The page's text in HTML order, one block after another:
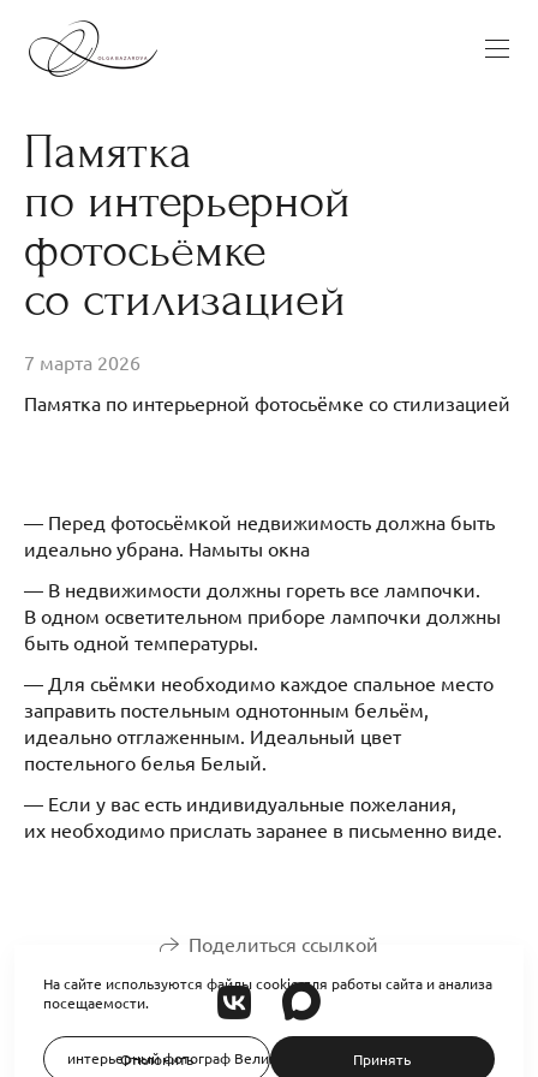
Памятка
по интерьерной
фотосьёмке
со стилизацией
7 марта 2026
Памятка по интерьерной фотосьёмке со стилизацией
— Перед фотосьёмкой недвижимость должна быть
идеально убрана. Намыты окна
— В недвижимости должны гореть все лампочки.
В одном осветительном приборе лампочки должны
быть одной температуры.
— Для сьёмки необходимо каждое спальное место
заправить постельным однотонным бельём,
идеально отглаженным. Идеальный цвет
постельного белья Белый.
— Если у вас есть индивидуальные пожелания,
их необходимо прислать заранее в письменно виде.
Поделиться ссылкой
интерьерный фотограф Великий Новгород Ольга Базарова
На сайте используются файлы cookie для работы сайта и анализа
посещаемости.
Отклонить Принять